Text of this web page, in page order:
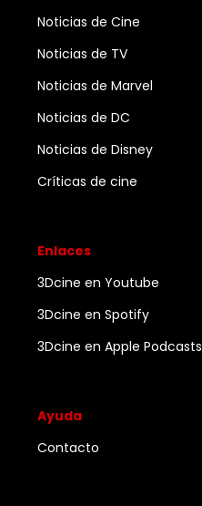
Noticias de Cine
Noticias de TV
Noticias de Marvel
Noticias de DC
Noticias de Disney
Críticas de cine
Enlaces
3Dcine en Youtube
3Dcine en Spotify
3Dcine en Apple Podcasts
Ayuda
Contacto